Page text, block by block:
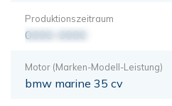
Produktionszeitraum
0000-0000
Motor (Marken-Modell-Leistung)
bmw marine 35 cv